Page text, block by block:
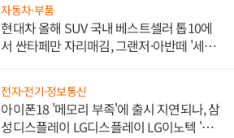
자동차·부품
현대차 올해 SUV 국내 베스트셀러 톱10에
서 싼타페만 자리매김, 그랜저·아반떼 '세단
전자·전기·정보통신
아이폰18 '메모리 부족'에 출시 지연되나, 삼
성디스플레이 LG디스플레이 LG이노텍 '탈